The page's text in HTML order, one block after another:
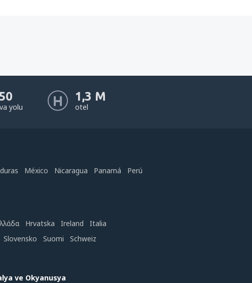
yolu
1,3 M
otel
México Nicaragua Panamá
Perú
Hrvatska Ireland
Italia
Slovensko Suomi
Schweiz
ve Okyanusya